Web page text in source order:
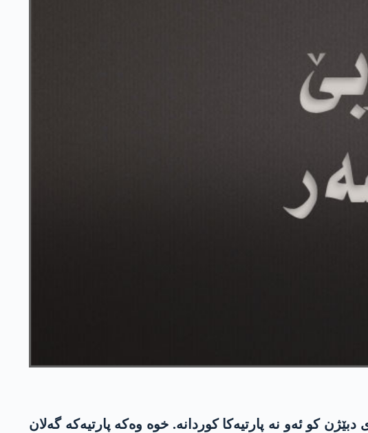
کو ئەو نە پارتیەکا کوردانە. خوە وەکە پارتیەکە گەلان